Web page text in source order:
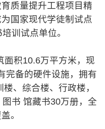
质量提升工程项目精
国家现代学徒制试点
训试点单位。
积10.6万平方米，现
完备的硬件设施，拥有
、综合楼、行政楼，
书 馆藏书30万册，全
。